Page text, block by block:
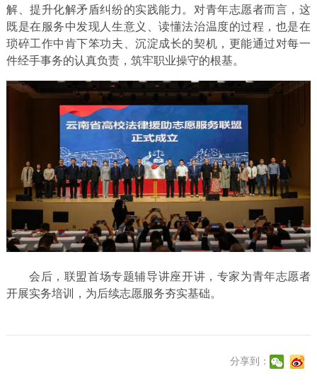
解、提升化解矛盾纠纷的实践能力。对青年志愿者而言，这
既是在服务中发现人生意义、读懂法治温度的过程，也是在
琐碎工作中肯下笨功夫、沉淀成长的契机，更能通过对每一
件经手事务的认真负责，筑牢职业操守的根基。
会后，联盟首场专题辅导讲座开讲，专家为青年志愿者
开展实务培训，为后续志愿服务夯实基础。
分享到：